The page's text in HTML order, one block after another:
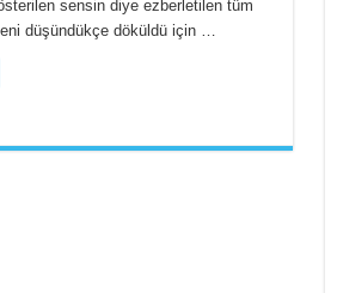
sensin diye ezberletilen tüm
düşündükçe döküldü için …